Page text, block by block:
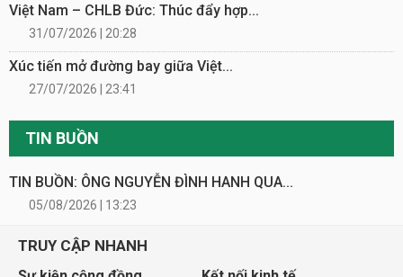
Việt Nam – CHLB Đức: Thúc đẩy hợp...
31/07/2026 | 20:28
Xúc tiến mở đường bay giữa Việt...
27/07/2026 | 23:41
TIN BUỒN
TIN BUỒN: ÔNG NGUYỄN ĐÌNH HANH QUA...
05/08/2026 | 13:23
TRUY CẬP NHANH